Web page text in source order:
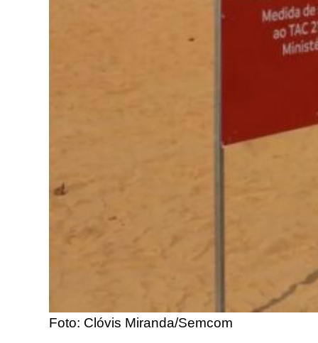
Foto: Clóvis Miranda/Semcom